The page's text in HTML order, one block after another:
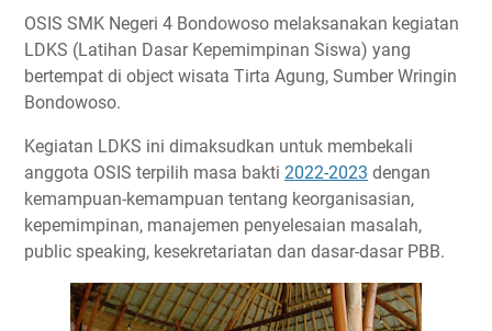
OSIS SMK Negeri 4 Bondowoso melaksanakan kegiatan
LDKS (Latihan Dasar Kepemimpinan Siswa) yang
bertempat di object wisata Tirta Agung, Sumber Wringin
Bondowoso.
Kegiatan LDKS ini dimaksudkan untuk membekali
anggota OSIS terpilih masa bakti 2022-2023 dengan
kemampuan-kemampuan tentang keorganisasian,
kepemimpinan, manajemen penyelesaian masalah,
public speaking, kesekretariatan dan dasar-dasar PBB.